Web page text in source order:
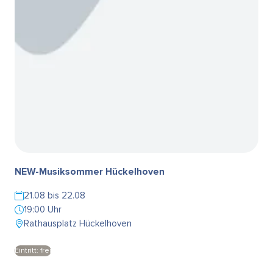
NEW-Musiksommer Hückelhoven
21.08 bis 22.08
19:00 Uhr
Rathausplatz Hückelhoven
Eintritt: frei